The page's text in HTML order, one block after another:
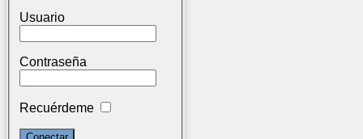
Usuario
Contraseña
Recuérdeme